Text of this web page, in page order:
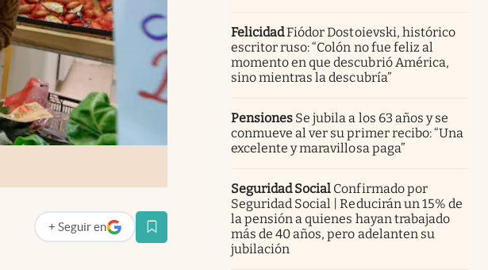
+ Seguir en
abre en nueva pestaña
FelicidadFiódor Dostoievski, histórico
escritor ruso: “Colón no fue feliz al
momento en que descubrió América,
sino mientras la descubría”
Pensiones Se jubila a los 63 años y se
conmueve al ver su primer recibo: “Una
excelente y maravillosa paga”
Seguridad Social Confirmado por
Seguridad Social | Reducirán un 15% de
la pensión a quienes hayan trabajado
más de 40 años, pero adelanten su
jubilación